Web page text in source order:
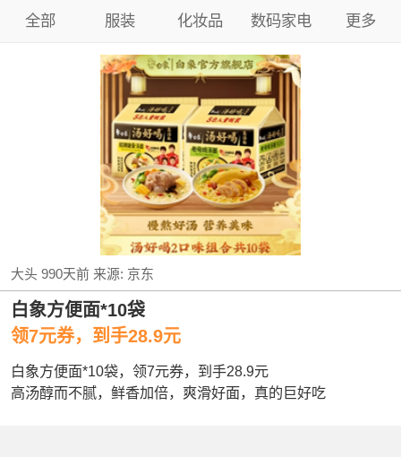
全部 服装 化妆品 数码家电 更多
大头 990天前来源: 京东
白象方便面*10袋
领7元券，到手28.9元
白象方便面*10袋，领7元券，到手28.9元
高汤醇而不腻，鲜香加倍，爽滑好面，真的巨好吃